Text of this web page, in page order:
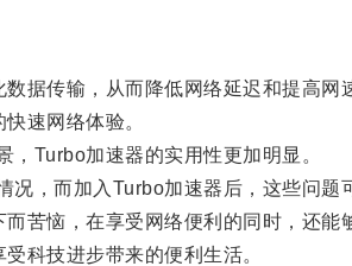
传输，从而降低网络延迟和提高网
速网络体验。
Turbo加速器的实用性更加明显。
而加入Turbo加速器后，这些问题
恼，在享受网络便利的同时，还能
科技进步带来的便利生活。